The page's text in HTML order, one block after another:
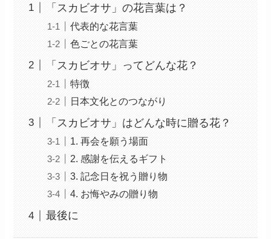
「スカビオサ」の花言葉は？
代表的な花言葉
色ごとの花言葉
「スカビオサ」ってどんな花？
特徴
日本文化とのつながり
「スカビオサ」はどんな時に贈る花？
1. 再会を願う場面
2. 感謝を伝えるギフト
3. 記念日を祝う贈り物
4. お悔やみの贈り物
最後に